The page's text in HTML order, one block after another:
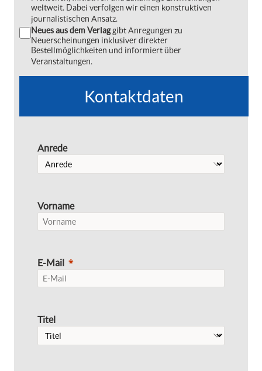
weltweit. Dabei verfolgen wir einen konstruktiven
journalistischen Ansatz.
Neues aus dem Verlaggibt Anregungen zu
Neuerscheinungen inklusiver direkter
Bestellmöglichkeiten und informiert über
Veranstaltungen.
Kontaktdaten
Anrede
Vorname
E-Mail
Titel